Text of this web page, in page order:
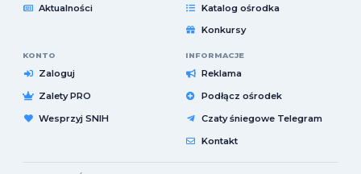
Aktualności
Katalog ośrodka
Konkursy
KONTO
Zaloguj
Zalety PRO
Wesprzyj SNIH
INFORMACJE
Reklama
Podłącz ośrodek
Czaty śniegowe Telegram
Kontakt